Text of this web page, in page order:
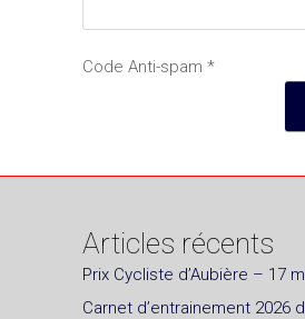
Code Anti-spam *
Articles récents
Prix Cycliste d’Aubière – 17
Carnet d’entrainement 2026